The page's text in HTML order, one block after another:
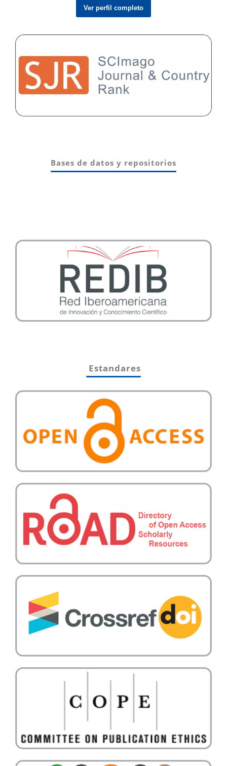
Ver perfil completo
Bases de datos y repositorios
Estandares